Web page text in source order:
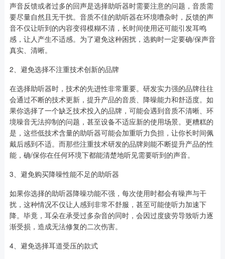
声音反馈或者过多的回声是选择助听器时需要注意的问题，音质需
要尽量自然且无干扰。音质不佳的助听器在环境嘈杂时，反馈的声
音不仅让听到的内容变得模糊不清，长时间使用还可能引发耳鸣
感，让人产生不适感。为了避免这种困扰，选购时一定要确/保声音
真实、清晰。
2、避免选择不注重技术创新的品牌
在选择助听器时，技术的先进性非常重要。研发实力强的品牌往往
会通过不断的技术更新，提升产品的音质、降噪能力和舒适度。如
果你选择了一个缺乏技术投入的品牌，可能会遇到音质不清晰、环
境噪音无法抑制的问题，甚至设备不适应新的使用场景。更糟糕的
是，这些低技术含量的助听器可能会加重听力负担，让你长时间佩
戴后感到不适。而那些注重技术研发的品牌则能不断提升产品的性
能，确/保你在任何环境下都能清楚地听见需要听到的声音。
3、避免购买降噪性能不足的助听器
如果你选择的助听器降噪功能不强，每次使用时都会有噪声与干
扰，这种情况不仅让人感到非常不舒服，甚至可能使听力加速下
降。毕竟，耳朵在承受过多杂音的同时，会因过度疲劳导致听力逐
渐受损，造成无法修复的二次伤害。
4、避免选择耳道受压的款式